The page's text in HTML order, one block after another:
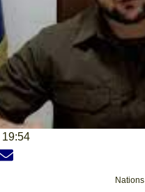
19:54